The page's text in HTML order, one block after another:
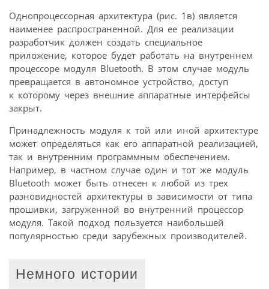
Однопроцессорная архитектура (рис. 1в) является
наименее распространенной. Для ее реализации
разработчик должен создать специальное
приложение, которое будет работать на внутреннем
процессоре модуля Bluetooth. В этом случае модуль
превращается в автономное устройство, доступ
к которому через внешние аппаратные интерфейсы
закрыт.
Принадлежность модуля к той или иной архитектуре
может определяться как его аппаратной реализацией,
так и внутренним программным обеспечением.
Например, в частном случае один и тот же модуль
Bluetooth может быть отнесен к любой из трех
разновидностей архитектуры в зависимости от типа
прошивки, загруженной во внутренний процессор
модуля. Такой подход пользуется наибольшей
популярностью среди зарубежных производителей.
Немного истории